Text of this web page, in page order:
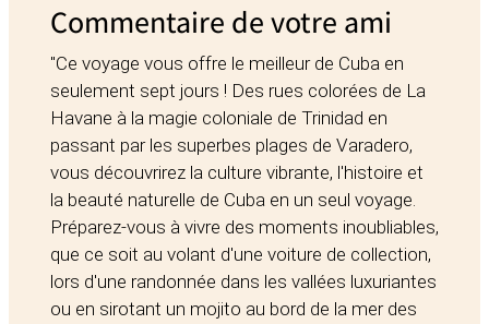
Commentaire de votre ami
"Ce voyage vous offre le meilleur de Cuba en
seulement sept jours ! Des rues colorées de La
Havane à la magie coloniale de Trinidad en
passant par les superbes plages de Varadero,
vous découvrirez la culture vibrante, l'histoire et
la beauté naturelle de Cuba en un seul voyage.
Préparez-vous à vivre des moments inoubliables,
que ce soit au volant d'une voiture de collection,
lors d'une randonnée dans les vallées luxuriantes
ou en sirotant un mojito au bord de la mer des